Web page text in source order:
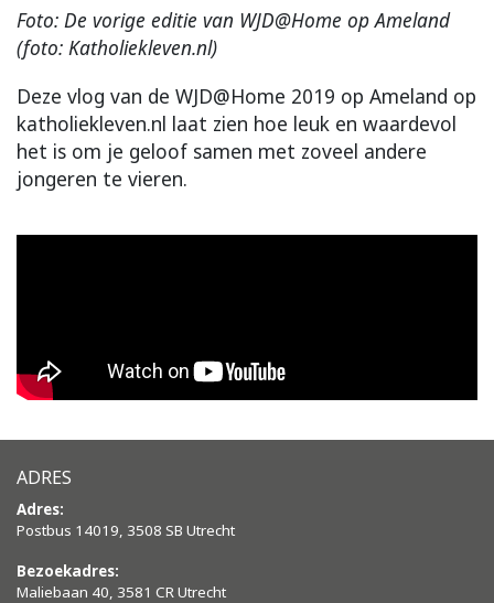
Foto: De vorige editie van WJD@Home op Ameland
(foto: Katholiekleven.nl)
Deze vlog van de WJD@Home 2019 op Ameland op
katholiekleven.nl laat zien hoe leuk en waardevol
het is om je geloof samen met zoveel andere
jongeren te vieren.
ADRES
Adres:
Postbus 14019, 3508 SB Utrecht
Bezoekadres:
Maliebaan 40, 3581 CR Utrecht